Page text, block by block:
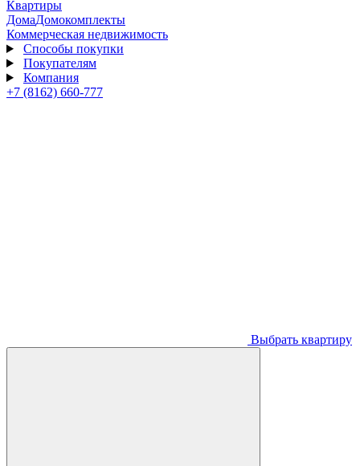
Квартиры
ДомаДомокомплекты
Коммерческая недвижимость
Способы покупки
Покупателям
Компания
+7 (8162) 660-777
Выбрать квартиру